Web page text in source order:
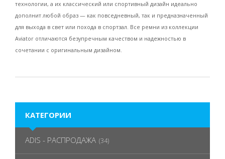
технологии, а их классический или спортивный дизайн идеально
дополнит любой образ — как повседневный, так и предназначенный
для выхода в свет или похода в спортзал. Все ремни из коллекции
Aviator отличаются безупречным качеством и надежностью в
сочетании с оригинальным дизайном.
КАТЕГОРИИ
ADIS - РАСПРОДАЖА (34)